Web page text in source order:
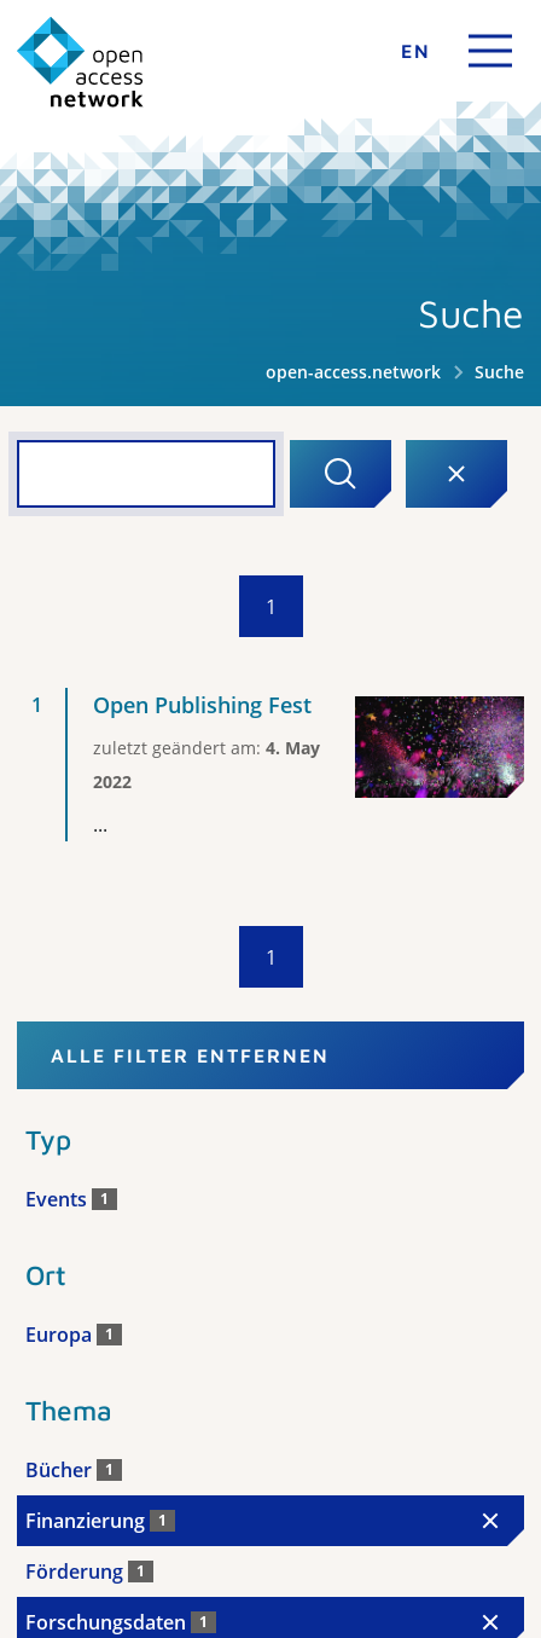
EN
Suche
open-access.network Suche
1
Open Publishing Fest
zuletzt geändert am: 4. May
2022
...
1
ALLE FILTER ENTFERNEN
Typ
Events 1
Ort
Europa 1
Thema
Bücher 1
Finanzierung 1
Förderung 1
Forschungsdaten 1